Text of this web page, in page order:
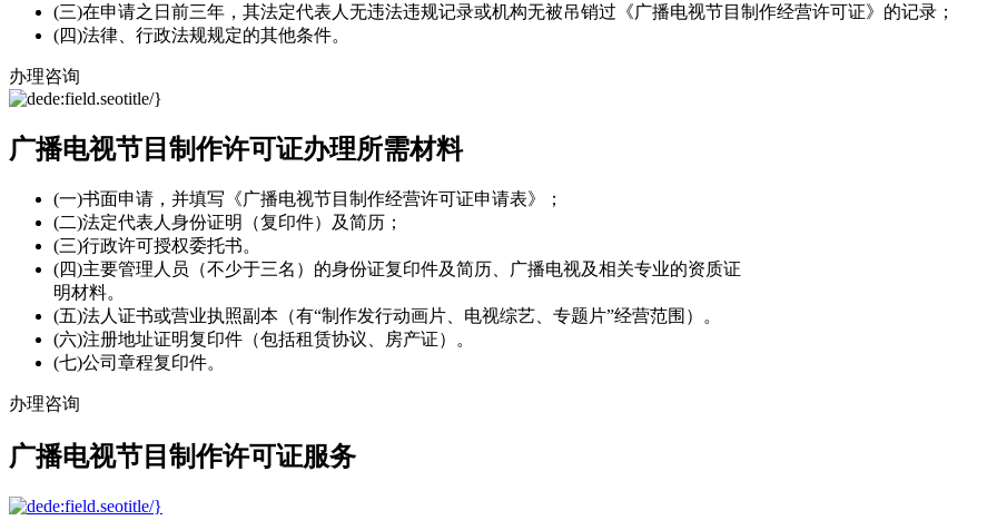
(三)在申请之日前三年，其法定代表人无违法违规记录或机构无被吊销过《广播电视节目制作经营许可证》的记录；
(四)法律、行政法规规定的其他条件。
办理咨询
广播电视节目制作许可证办理所需材料
(一)书面申请，并填写《广播电视节目制作经营许可证申请表》；
(二)法定代表人身份证明（复印件）及简历；
(三)行政许可授权委托书。
(四)主要管理人员（不少于三名）的身份证复印件及简历、广播电视及相关专业的资质证
明材料。
(五)法人证书或营业执照副本（有“制作发行动画片、电视综艺、专题片”经营范围）。
(六)注册地址证明复印件（包括租赁协议、房产证）。
(七)公司章程复印件。
办理咨询
广播电视节目制作许可证服务